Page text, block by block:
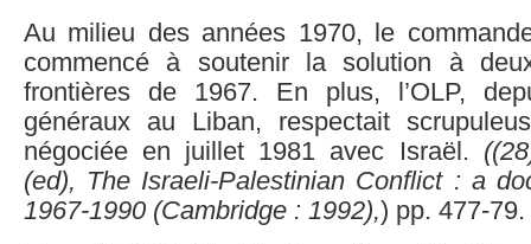
Au milieu des années 1970, le
commencé à soutenir la solution à
frontières de 1967. En plus, l’OLP,
généraux au Liban, respectait
négociée en juillet 1981 avec Israël. ((
(ed), The Israeli-Palestinian Conflict : a
1967-1990 (Cambridge : 1992),) pp. 477-79.